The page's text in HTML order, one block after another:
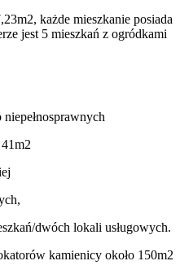
każde mieszkanie posiada
jest 5 mieszkań z ogródkami
dwóch lokali usługowych.
kamienicy około 150m2